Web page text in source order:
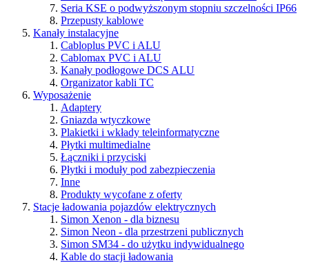
Seria KSE o podwyższonym stopniu szczelności IP66
Przepusty kablowe
Kanały instalacyjne
Cabloplus PVC i ALU
Cablomax PVC i ALU
Kanały podłogowe DCS ALU
Organizator kabli TC
Wyposażenie
Adaptery
Gniazda wtyczkowe
Plakietki i wkłady teleinformatyczne
Płytki multimedialne
Łączniki i przyciski
Płytki i moduły pod zabezpieczenia
Inne
Produkty wycofane z oferty
Stacje ładowania pojazdów elektrycznych
Simon Xenon - dla biznesu
Simon Neon - dla przestrzeni publicznych
Simon SM34 - do użytku indywidualnego
Kable do stacji ładowania